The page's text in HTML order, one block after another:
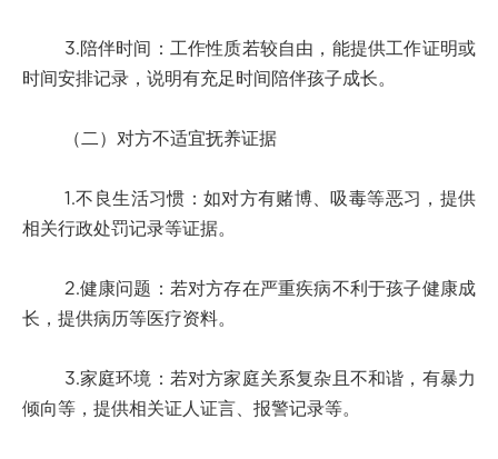
3.陪伴时间：工作性质若较自由，能提供工作证明或
时间安排记录，说明有充足时间陪伴孩子成长。
（二）对方不适宜抚养证据
1.不良生活习惯：如对方有赌博、吸毒等恶习，提供
相关行政处罚记录等证据。
2.健康问题：若对方存在严重疾病不利于孩子健康成
长，提供病历等医疗资料。
3.家庭环境：若对方家庭关系复杂且不和谐，有暴力
倾向等，提供相关证人证言、报警记录等。